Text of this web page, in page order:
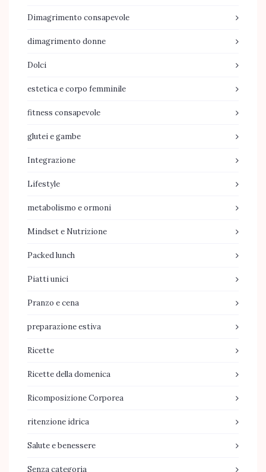
Dimagrimento consapevole
dimagrimento donne
Dolci
estetica e corpo femminile
fitness consapevole
glutei e gambe
Integrazione
Lifestyle
metabolismo e ormoni
Mindset e Nutrizione
Packed lunch
Piatti unici
Pranzo e cena
preparazione estiva
Ricette
Ricette della domenica
Ricomposizione Corporea
ritenzione idrica
Salute e benessere
Senza categoria